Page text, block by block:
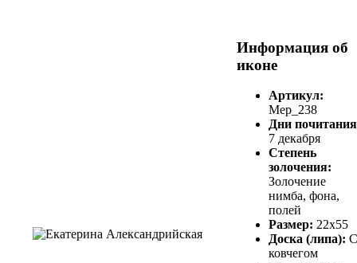
Информация об
иконе
Артикул:
Мер_238
Дни
7 декабря
Степень
золочения:
Золочение
нимба, фона,
полей
Размер: 22х55
Доска (липа): С
ковчегом